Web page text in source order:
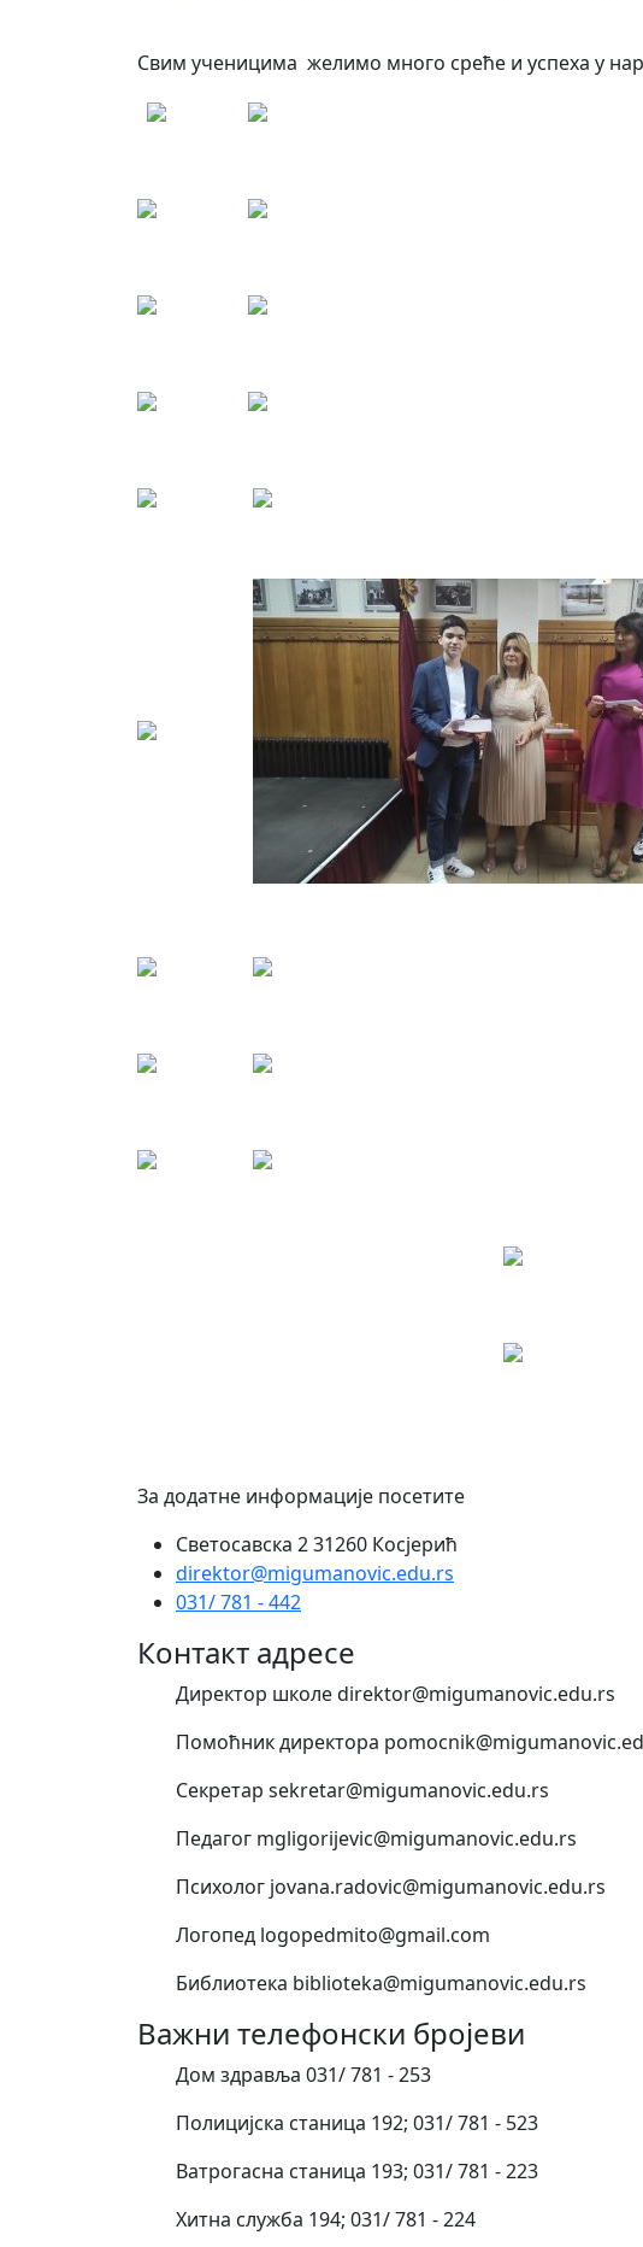
Свим ученицима желимо много среће и успеха у
За додатне информације посетите
Светосавска 2 31260 Косјерић
direktor@migumanovic.edu.rs
031/ 781 - 442
Контакт адресе
Директор школе direktor@migumanovic.edu.rs
Помоћник директора
Секретар sekretar@migumanovic.edu.rs
Педагог mgligorijevic@migumanovic.edu.rs
Психолог jovana.radovic@migumanovic.edu.rs
Логопед logopedmito@gmail.com
Библиотека biblioteka@migumanovic.edu.rs
Важни телефонски бројеви
Дом здравља 031/ 781 - 253
Полицијска станица 192; 031/ 781 - 523
Ватрогасна станица 193; 031/ 781 - 223
Хитна служба 194; 031/ 781 - 224